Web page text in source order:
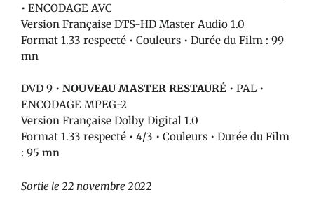
• ENCODAGE AVC
Version Française DTS-HD Master Audio 1.0
Format 1.33 respecté • Couleurs • Durée du Film : 99
mn
DVD 9 • NOUVEAU MASTER RESTAURÉ • PAL •
ENCODAGE MPEG-2
Version Française Dolby Digital 1.0
Format 1.33 respecté • 4/3 • Couleurs • Durée du Film
: 95 mn
Sortie le 22 novembre 2022